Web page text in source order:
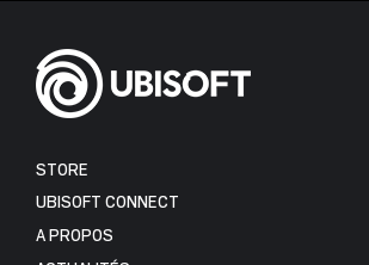
STORE
UBISOFT CONNECT
A PROPOS